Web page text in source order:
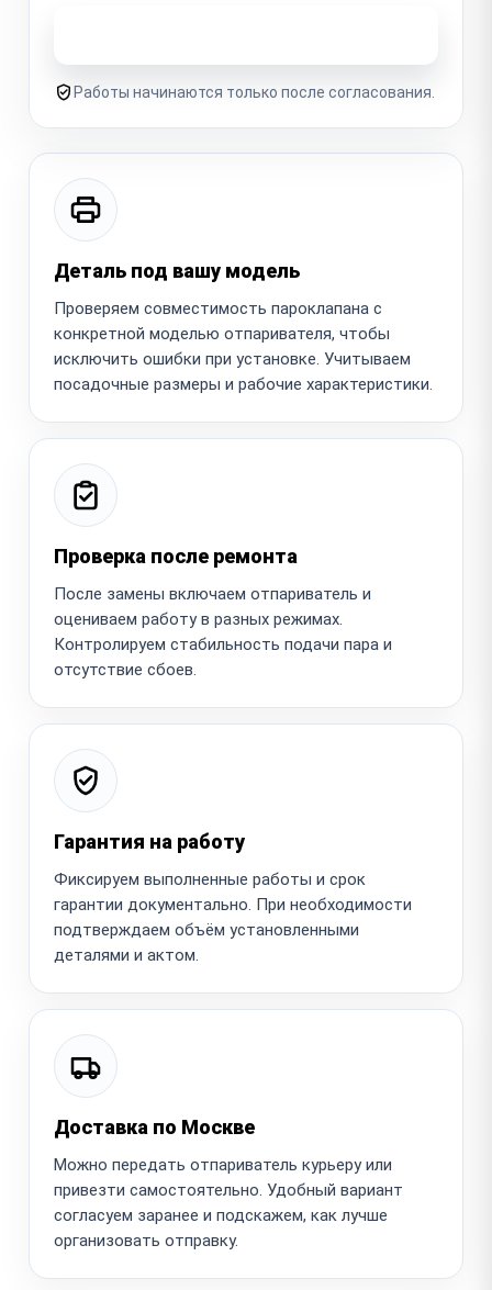
Работы начинаются только после согласования.
Деталь под вашу модель
Проверяем совместимость пароклапана с
конкретной моделью отпаривателя, чтобы
исключить ошибки при установке. Учитываем
посадочные размеры и рабочие характеристики.
Проверка после ремонта
После замены включаем отпариватель и
оцениваем работу в разных режимах.
Контролируем стабильность подачи пара и
отсутствие сбоев.
Гарантия на работу
Фиксируем выполненные работы и срок
гарантии документально. При необходимости
подтверждаем объём установленными
деталями и актом.
Доставка по Москве
Можно передать отпариватель курьеру или
привезти самостоятельно. Удобный вариант
согласуем заранее и подскажем, как лучше
организовать отправку.